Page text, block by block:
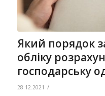
Який порядок
обліку
господарську
28.12.2021 /